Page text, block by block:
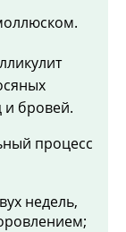
и бровей.
процесс
недель,